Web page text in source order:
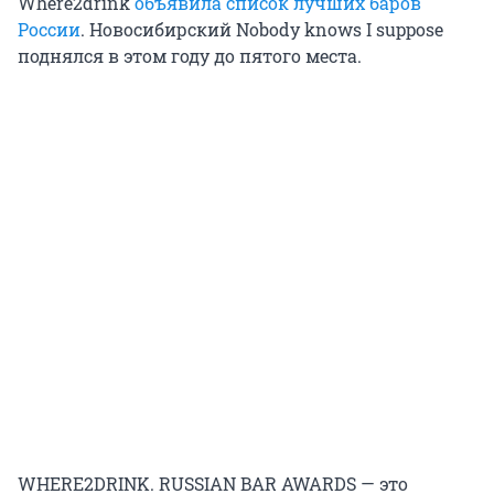
России. Новосибирский Nobody knows I suppose
поднялся в этом году до пятого места.
WHERE2DRINK. RUSSIAN BAR AWARDS — это